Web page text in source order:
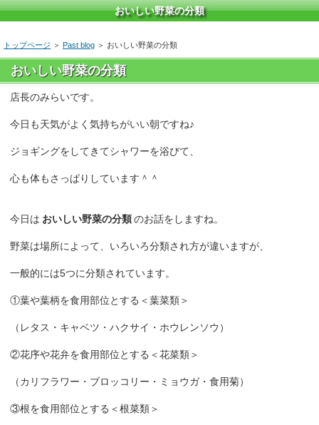
おいしい野菜の分類
トップページ ＞ Past blog ＞ おいしい野菜の分類
おいしい野菜の分類
店長のみらいです。
今日も天気がよく気持ちがいい朝ですね♪
ジョギングをしてきてシャワーを浴びて、
心も体もさっぱりしています＾＾
今日は おいしい野菜の分類 のお話をしますね。
野菜は場所によって、いろいろ分類され方が違いますが、
一般的には5つに分類されています。
①葉や葉柄を食用部位とする＜葉菜類＞
（レタス・キャベツ・ハクサイ・ホウレンソウ）
②花序や花弁を食用部位とする＜花菜類＞
（カリフラワー・ブロッコリー・ミョウガ・食用菊）
③根を食用部位とする＜根菜類＞